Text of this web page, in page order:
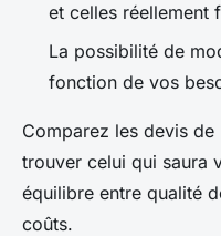
et celles réellement
La possibilité de
fonction de vos
Comparez les devis
trouver celui qui saura
équilibre entre qualité
coûts.